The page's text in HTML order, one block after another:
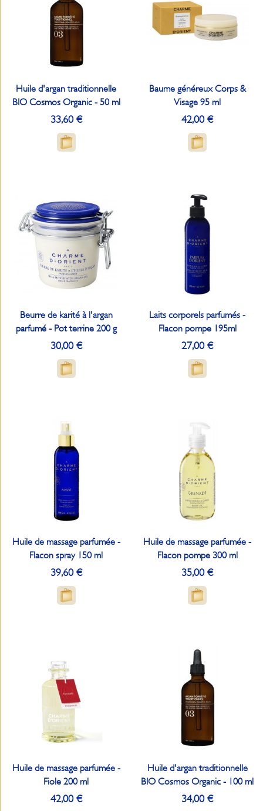
Huile d'argan traditionnelle
BIO Cosmos Organic - 50 ml
33,60 €
Baume généreux Corps &
Visage 95 ml
42,00 €
Beurre de karité à l'argan
parfumé - Pot terrine 200 g
30,00 €
Laits corporels parfumés -
Flacon pompe 195ml
27,00 €
Huile de massage parfumée -
Flacon spray 150 ml
39,60 €
Huile de massage parfumée -
Flacon pompe 300 ml
35,00 €
Huile de massage parfumée -
Fiole 200 ml
42,00 €
Huile d'argan traditionnelle
BIO Cosmos Organic - 100 ml
34,00 €